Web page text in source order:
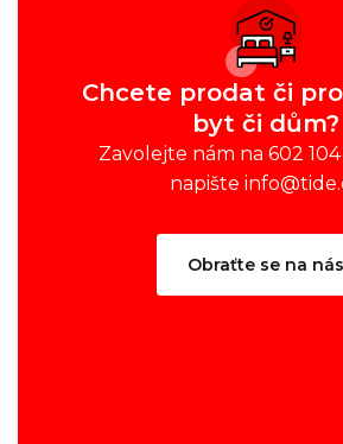
Chcete prodat či
byt či dům?
Zavolejte nám na 602
napište
Obraťte se na nás